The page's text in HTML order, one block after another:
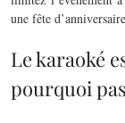
une fête
Le karaoké
pourquoi